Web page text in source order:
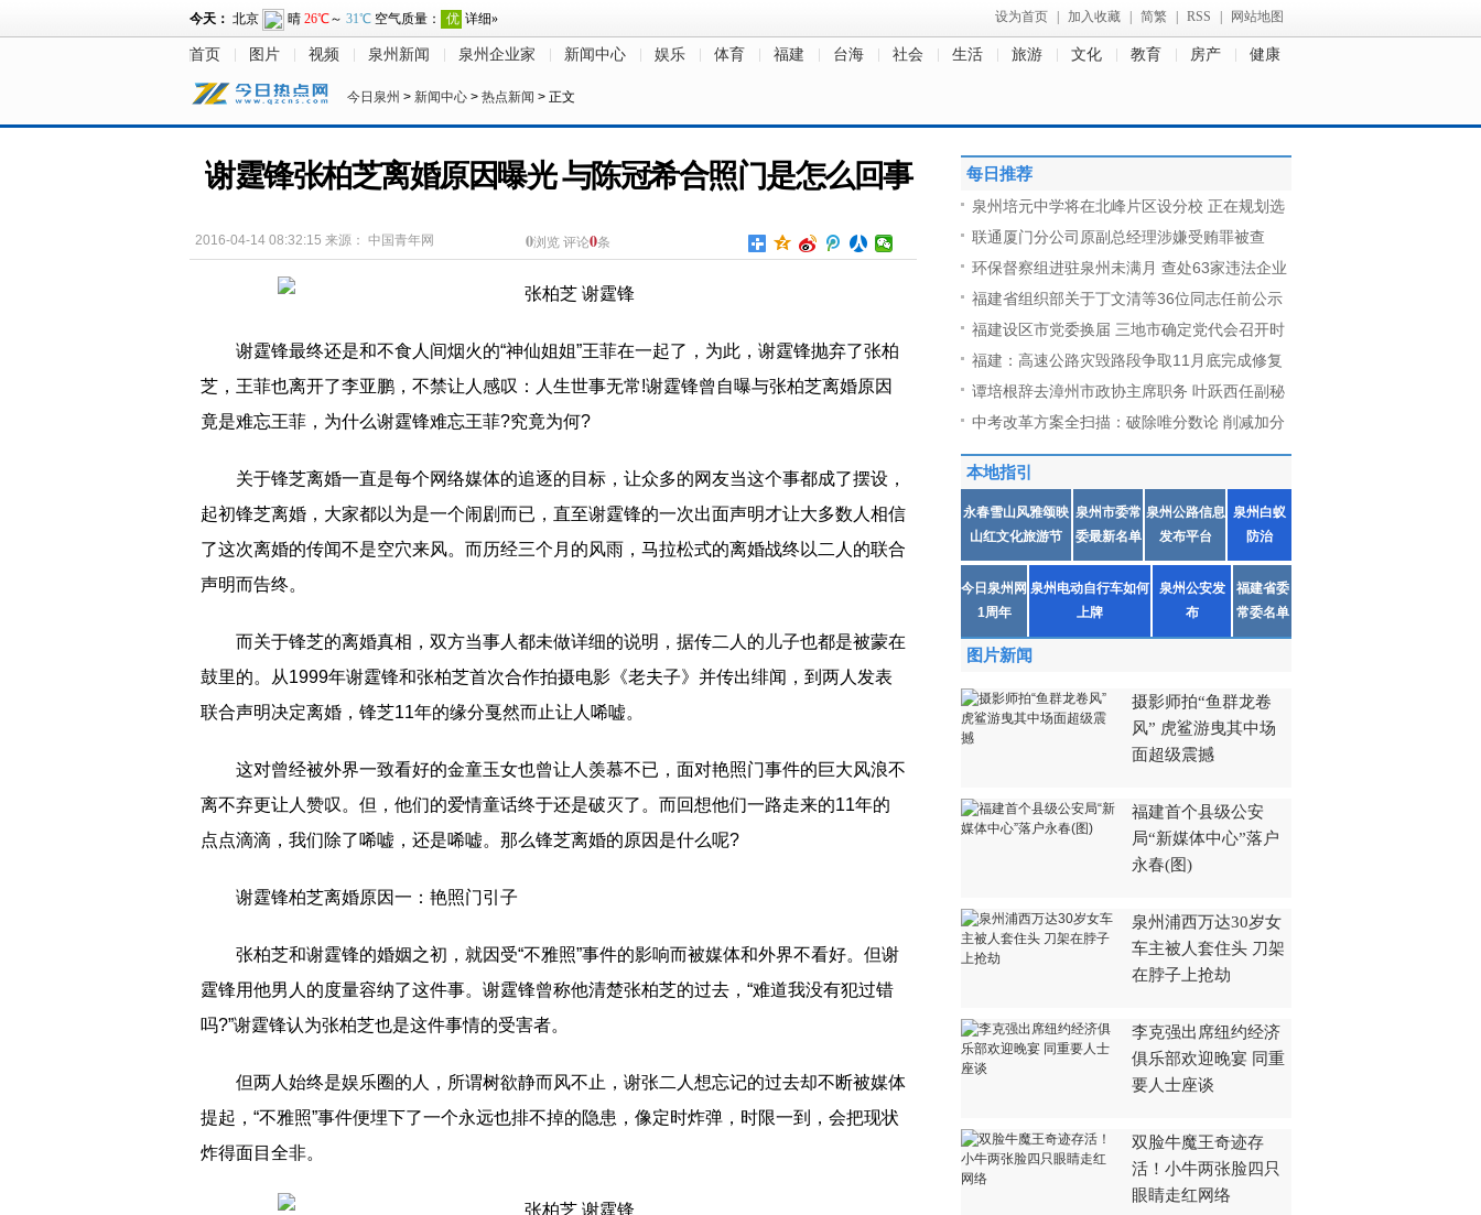
设为首页 加入收藏 简繁 RSS 网站地图
首页 图片 视频 泉州新闻 泉州企业家 新闻中心 娱乐 体育 福建 台海 社会 生活 旅游 文化 教育 房产 健康
今日泉州 > 新闻中心 > 热点新闻 > 正文
谢霆锋张柏芝离婚原因曝光 与陈冠希合照门是怎么回事
2016-04-14 08:32:15 来源： 中国青年网 0浏览 评论0条
谢霆锋最终还是和不食人间烟火的“神仙姐姐”王菲在一起了，为此，谢霆锋抛弃了张柏
芝，王菲也离开了李亚鹏，不禁让人感叹：人生世事无常!谢霆锋曾自曝与张柏芝离婚原因
竟是难忘王菲，为什么谢霆锋难忘王菲?究竟为何?
关于锋芝离婚一直是每个网络媒体的追逐的目标，让众多的网友当这个事都成了摆设，
起初锋芝离婚，大家都以为是一个闹剧而已，直至谢霆锋的一次出面声明才让大多数人相信
了这次离婚的传闻不是空穴来风。而历经三个月的风雨，马拉松式的离婚战终以二人的联合
声明而告终。
而关于锋芝的离婚真相，双方当事人都未做详细的说明，据传二人的儿子也都是被蒙在
鼓里的。从1999年谢霆锋和张柏芝首次合作拍摄电影《老夫子》并传出绯闻，到两人发表
联合声明决定离婚，锋芝11年的缘分戛然而止让人唏嘘。
这对曾经被外界一致看好的金童玉女也曾让人羡慕不已，面对艳照门事件的巨大风浪不
离不弃更让人赞叹。但，他们的爱情童话终于还是破灭了。而回想他们一路走来的11年的
点点滴滴，我们除了唏嘘，还是唏嘘。那么锋芝离婚的原因是什么呢?
谢霆锋柏芝离婚原因一：艳照门引子
张柏芝和谢霆锋的婚姻之初，就因受“不雅照”事件的影响而被媒体和外界不看好。但谢
霆锋用他男人的度量容纳了这件事。谢霆锋曾称他清楚张柏芝的过去，“难道我没有犯过错
吗?”谢霆锋认为张柏芝也是这件事情的受害者。
但两人始终是娱乐圈的人，所谓树欲静而风不止，谢张二人想忘记的过去却不断被媒体
提起，“不雅照”事件便埋下了一个永远也排不掉的隐患，像定时炸弹，时限一到，会把现状
炸得面目全非。
每日推荐
泉州培元中学将在北峰片区设分校 正在规划选
联通厦门分公司原副总经理涉嫌受贿罪被查
环保督察组进驻泉州未满月 查处63家违法企业
福建省组织部关于丁文清等36位同志任前公示
福建设区市党委换届 三地市确定党代会召开时
福建：高速公路灾毁路段争取11月底完成修复
谭培根辞去漳州市政协主席职务 叶跃西任副秘
中考改革方案全扫描：破除唯分数论 削减加分
本地指引
永春雪山风雅颂映
山红文化旅游节
泉州市委常
委最新名单
泉州公路信息
发布平台
泉州白蚁
防治
今日泉州网
1周年
泉州电动自行车如何
上牌
泉州公安发
布
福建省委
常委名单
图片新闻
摄影师拍“鱼群龙卷
风” 虎鲨游曳其中场
面超级震撼
福建首个县级公安
局“新媒体中心”落户
永春(图)
泉州浦西万达30岁女
车主被人套住头 刀架
在脖子上抢劫
李克强出席纽约经济
俱乐部欢迎晚宴 同重
要人士座谈
双脸牛魔王奇迹存
活！小牛两张脸四只
眼睛走红网络